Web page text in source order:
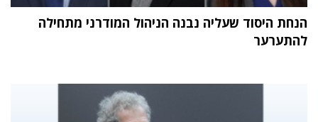
הנחת היסוד שעליה נבנה הניהול המודרני מתחילה
להתערער